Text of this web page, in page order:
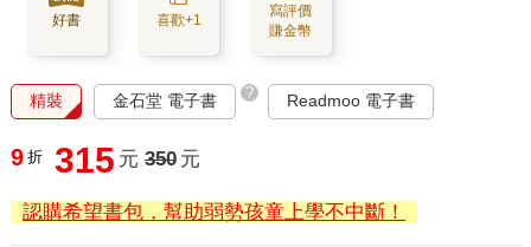
好書 喜歡+1
寫評價
賺金幣
精裝 金石堂 電子書 ? Readmoo 電子書
9 折 315 元 350 元
認購希望書包，幫助弱勢孩童上學不中斷！